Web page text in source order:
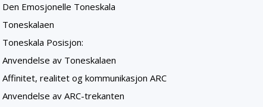
Den Emosjonelle Toneskala
Toneskalaen
Toneskala Posisjon:
Anvendelse av Toneskalaen
Affinitet, realitet og kommunikasjon ARC
Anvendelse av ARC-trekanten